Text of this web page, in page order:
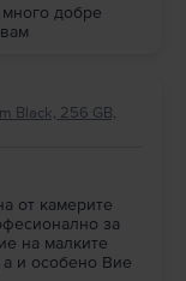
добре
Black, 256 GB,
от камерите
за
на малките
и особено Вие